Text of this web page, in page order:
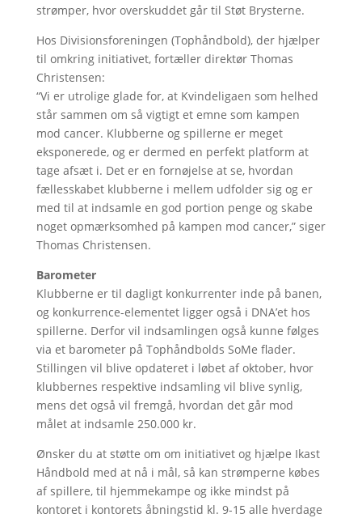
strømper, hvor overskuddet går til Støt Brysterne.
Hos Divisionsforeningen (Tophåndbold), der hjælper
til omkring initiativet, fortæller direktør Thomas
Christensen:
“Vi er utrolige glade for, at Kvindeligaen som helhed
står sammen om så vigtigt et emne som kampen
mod cancer. Klubberne og spillerne er meget
eksponerede, og er dermed en perfekt platform at
tage afsæt i. Det er en fornøjelse at se, hvordan
fællesskabet klubberne i mellem udfolder sig og er
med til at indsamle en god portion penge og skabe
noget opmærksomhed på kampen mod cancer,” siger
Thomas Christensen.
Barometer
Klubberne er til dagligt konkurrenter inde på banen,
og konkurrence-elementet ligger også i DNA’et hos
spillerne. Derfor vil indsamlingen også kunne følges
via et barometer på Tophåndbolds SoMe flader.
Stillingen vil blive opdateret i løbet af oktober, hvor
klubbernes respektive indsamling vil blive synlig,
mens det også vil fremgå, hvordan det går mod
målet at indsamle 250.000 kr.
Ønsker du at støtte om om initiativet og hjælpe Ikast
Håndbold med at nå i mål, så kan strømperne købes
af spillere, til hjemmekampe og ikke mindst på
kontoret i kontorets åbningstid kl. 9-15 alle hverdage